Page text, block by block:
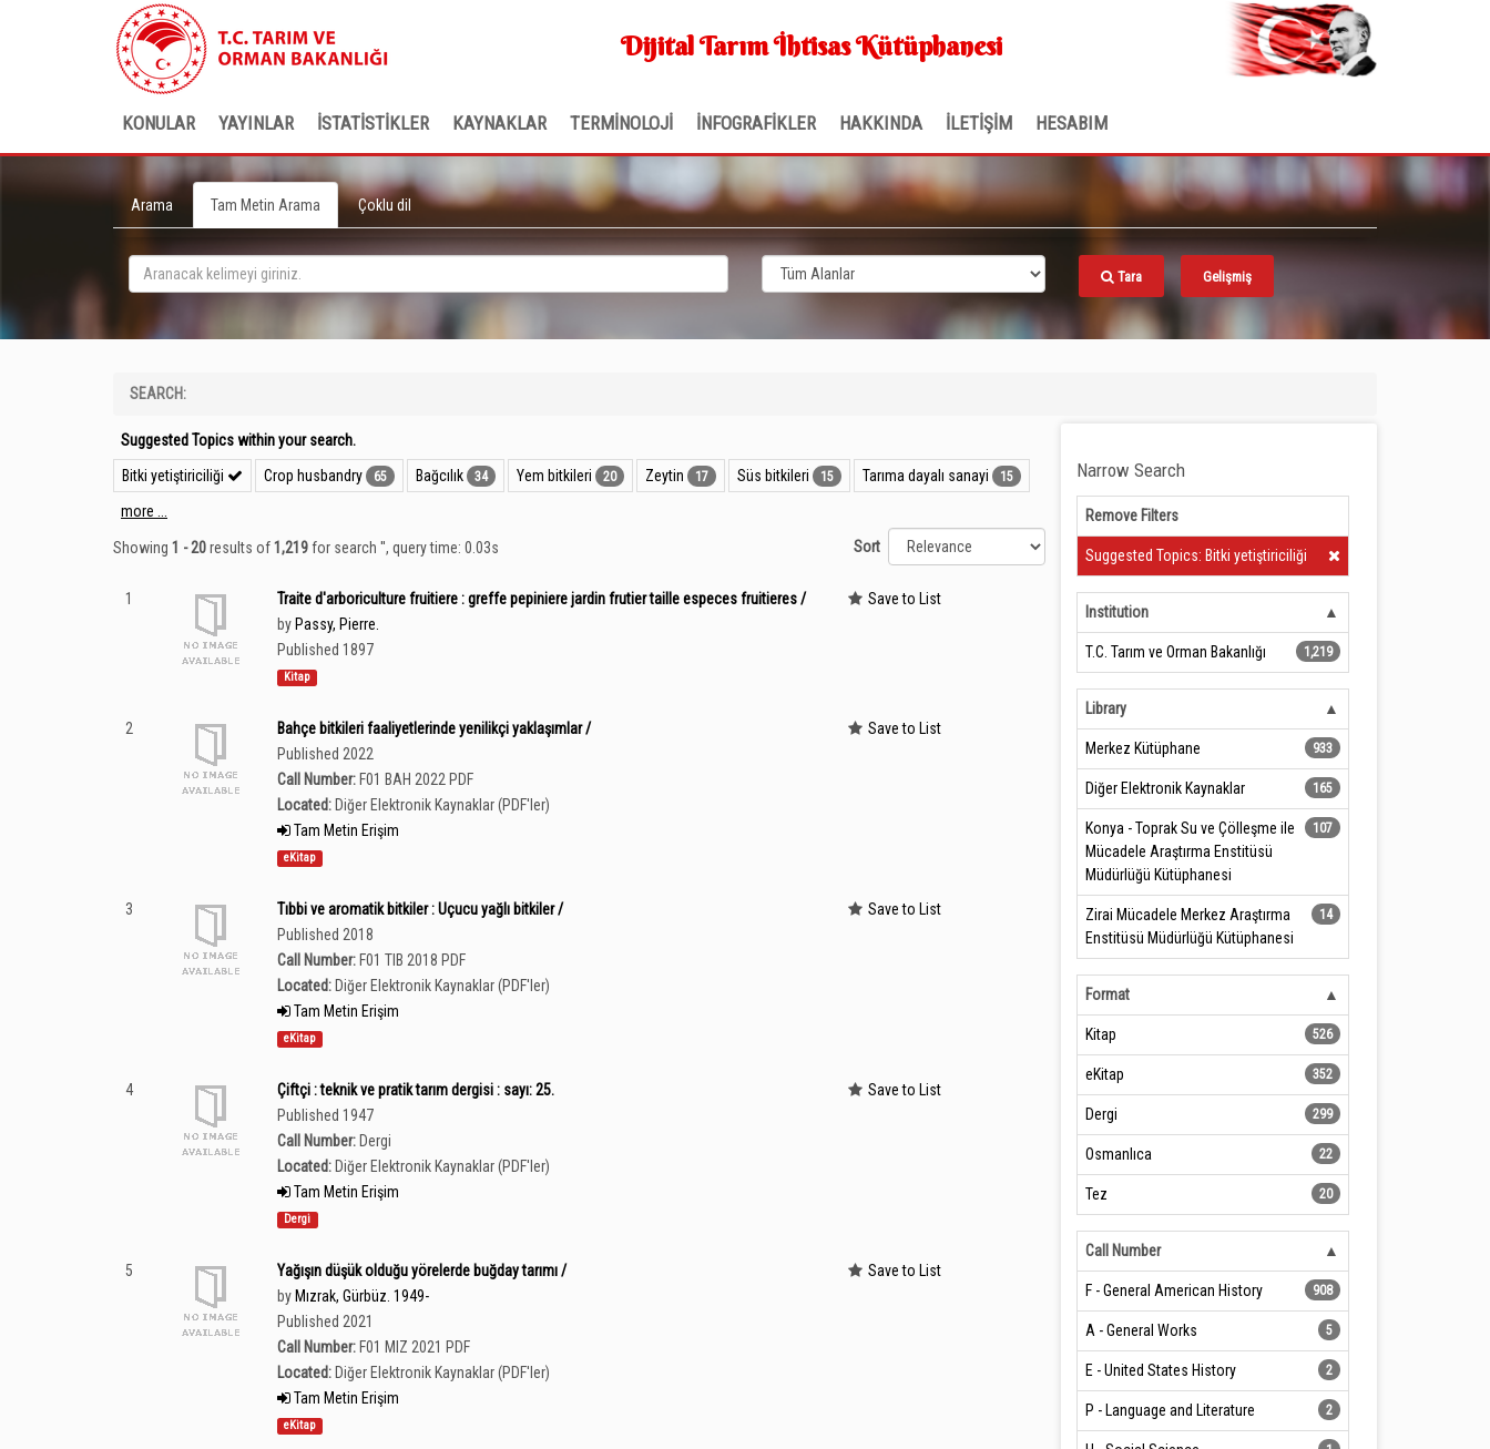
Dijital Tarım İhtisas Kütüphanesi
KONULAR YAYINLAR İSTATİSTİKLER KAYNAKLAR TERMİNOLOJİ İNFOGRAFİKLER HAKKINDA İLETİŞİM HESABIM
Arama Tam Metin Arama Çoklu dil
Tara Gelişmiş
SEARCH:
Suggested Topics within your search.
Bitki yetiştiriciliği
Crop husbandry 65 Bağcılık 34 Yem bitkileri 20 Zeytin 17 Süs bitkileri 15 Tarıma dayalı sanayi 15
more ...
Showing 1 - 20results of1,219for search '', query time: 0.03s Sort
1
Traite d'arboriculture fruitiere : greffe pepiniere jardin frutier taille especes fruitieres /
by Passy, Pierre.
Published 1897
Kitap
Save to List
2
Bahçe bitkileri faaliyetlerinde yenilikçi yaklaşımlar /
Published 2022
Call Number: F01 BAH 2022 PDF
Located: Diğer Elektronik Kaynaklar (PDF'ler)
Tam Metin Erişim
eKitap
Save to List
3
Tıbbi ve aromatik bitkiler : Uçucu yağlı bitkiler /
Published 2018
Call Number: F01 TIB 2018 PDF
Located: Diğer Elektronik Kaynaklar (PDF'ler)
Tam Metin Erişim
eKitap
Save to List
4
Çiftçi : teknik ve pratik tarım dergisi : sayı: 25.
Published 1947
Call Number: Dergi
Located: Diğer Elektronik Kaynaklar (PDF'ler)
Tam Metin Erişim
Dergi
Save to List
5
Yağışın düşük olduğu yörelerde buğday tarımı /
by Mızrak, Gürbüz. 1949-
Published 2021
Call Number: F01 MIZ 2021 PDF
Located: Diğer Elektronik Kaynaklar (PDF'ler)
Tam Metin Erişim
eKitap
Save to List
Narrow Search
Remove Filters
Clear Filter
Suggested Topics: Bitki yetiştiriciliği
Institution
T.C. Tarım ve Orman Bakanlığı 1,219
Library
Merkez Kütüphane 933
Diğer Elektronik Kaynaklar 165
Konya - Toprak Su ve Çölleşme ile
Mücadele Araştırma Enstitüsü
Müdürlüğü Kütüphanesi
107
Zirai Mücadele Merkez Araştırma
Enstitüsü Müdürlüğü Kütüphanesi
14
Format
Kitap 526
eKitap 352
Dergi 299
Osmanlıca 22
Tez 20
Call Number
F - General American History 908
A - General Works 5
E - United States History 2
P - Language and Literature 2